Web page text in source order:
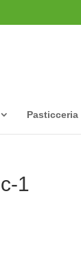
Pasticceria
1